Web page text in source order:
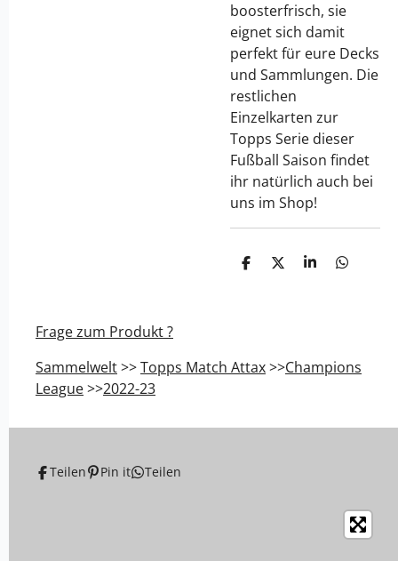
boosterfrisch, sie
eignet sich damit
perfekt für eure Decks
und Sammlungen. Die
restlichen
Einzelkarten zur
Topps Serie dieser
Fußball Saison findet
ihr natürlich auch bei
uns im Shop!
T
T
T
T
Frage zum Produkt ?
Sammelwelt>>Topps Match Attax>>Champions
League>>2022-23
Teilen Pin it Teilen